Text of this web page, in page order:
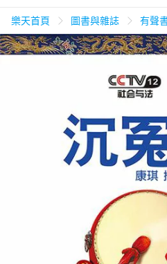
3C家電
電子/紙本書
HOT
樂天首頁 圖書與雜誌 有聲